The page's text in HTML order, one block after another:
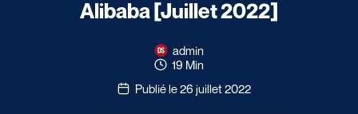
Alibaba [Juillet 2022]
admin
19 Min
Publié le 26 juillet 2022